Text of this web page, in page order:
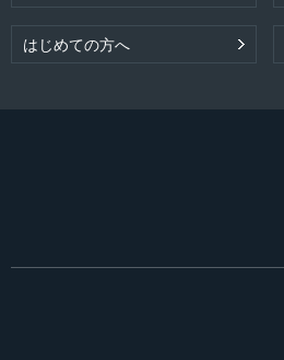
はじめての方へ